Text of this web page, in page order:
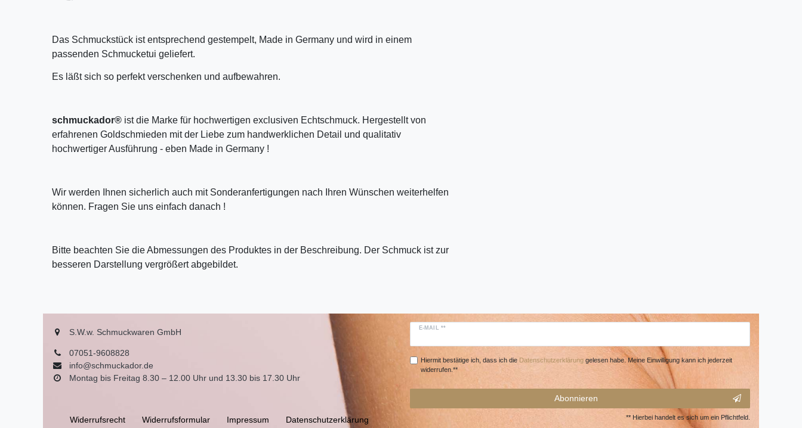
Das Schmuckstück ist entsprechend gestempelt, Made in Germany und wird in einem
passenden Schmucketui geliefert.
Es läßt sich so perfekt verschenken und aufbewahren.
schmuckador® ist die Marke für hochwertigen exclusiven Echtschmuck. Hergestellt von
erfahrenen Goldschmieden mit der Liebe zum handwerklichen Detail und qualitativ
hochwertiger Ausführung - eben Made in Germany !
Wir werden Ihnen sicherlich auch mit Sonderanfertigungen nach Ihren Wünschen weiterhelfen
können. Fragen Sie uns einfach danach !
Bitte beachten Sie die Abmessungen des Produktes in der Beschreibung. Der Schmuck ist zur
besseren Darstellung vergrößert abgebildet.
S.W.w. Schmuckwaren GmbH
07051-9608828
info@schmuckador.de
Montag bis Freitag 8.30 – 12.00 Uhr und 13.30 bis 17.30 Uhr
Widerrufs­recht Widerrufs­formular Impressum Daten­schutz­erklärung
E-MAIL **
Hiermit bestätige ich, dass ich die Daten­schutz­erklärunggelesen habe. Meine Einwilligung kann ich jederzeit
widerrufen.**
Abonnieren
** Hierbei handelt es sich um ein Pflichtfeld.